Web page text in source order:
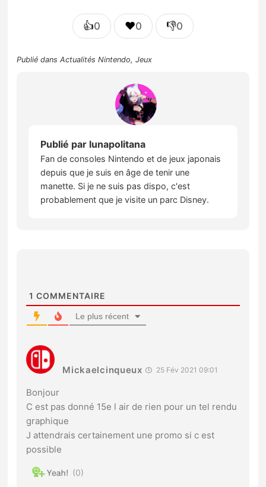
👍0 ❤️0 👎0
Publié dansActualités Nintendo,Jeux
Publié par lunapolitana
Fan de consoles Nintendo et de jeux japonais
depuis que je suis en âge de tenir une
manette. Si je ne suis pas dispo, c'est
probablement que je visite un parc Disney.
1 COMMENTAIRE
Le plus récent
Mickaelcinqueux 25 Fév 2021 09:01
Bonjour
C est pas donné 15e l air de rien pour un tel rendu
graphique
J attendrais certainement une promo si c est
possible
0